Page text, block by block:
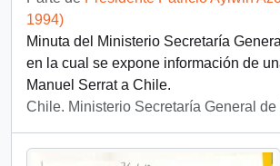
1994)
Minuta del Ministerio Secretaría
en la cual se expone información de
Manuel Serrat a Chile.
Chile. Ministerio Secretaría General de